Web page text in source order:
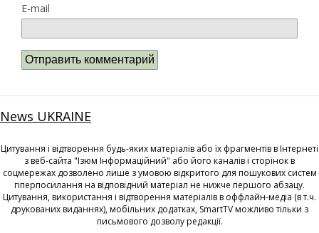
E-mail
News UKRAINE
Цитування і відтворення будь-яких матеріалів або їх фрагментів в Інтернеті
з веб-сайта "Ізюм Інформаційний" або його каналів і сторінок в
соцмережах дозволено лише з умовою відкритого для пошукових систем
гіперпосилання на відповідний матеріал не нижче першого абзацу.
Цитування, використання і відтворення матеріалів в оффлайн-медіа (в т.ч.
друкованих виданнях), мобільних додатках, SmartTV можливо тільки з
письмового дозволу редакції.